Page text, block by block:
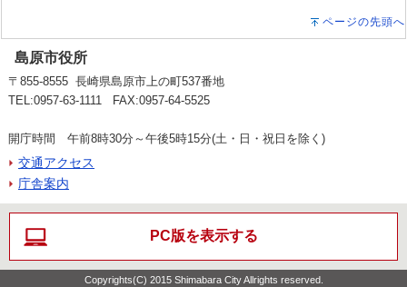
ページの先頭へ
島原市役所
〒855-8555 長崎県島原市上の町537番地
TEL:0957-63-1111 FAX:0957-64-5525
開庁時間 午前8時30分～午後5時15分(土・日・祝日を除く)
交通アクセス
庁舎案内
PC版を表示する
Copyrights(C) 2015 Shimabara City Allrights reserved.